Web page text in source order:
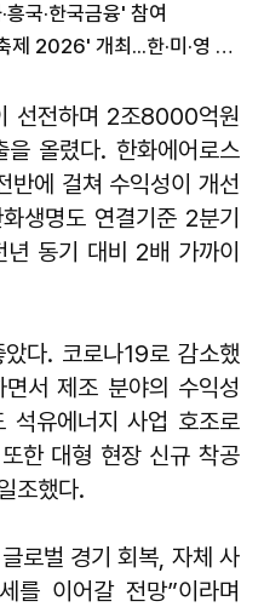
국·한국금융' 참여
한화, 9월 5일 '서울세계불꽃축제 2026' 개최...한·미·영 3개국 참가
선전하며 2조8000억원
올렸다. 한화에어로스
반에 걸쳐 수익성이 개선
생명도 연결기준 2분기
동기 대비 2배 가까이
다. 코로나19로 감소했
서 제조 분야의 수익성
석유에너지 사업 호조로
한 대형 현장 신규 착공
조했다.
로벌 경기 회복, 자체 사
를 이어갈 전망”이라며